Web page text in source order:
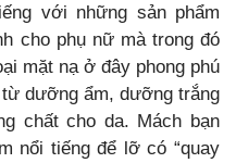
với những sản phẩm
cho phụ nữ mà trong đó
mặt nạ ở đây phong phú
dưỡng ẩm, dưỡng trắng
chất cho da. Mách bạn
nổi tiếng để lỡ có “quay